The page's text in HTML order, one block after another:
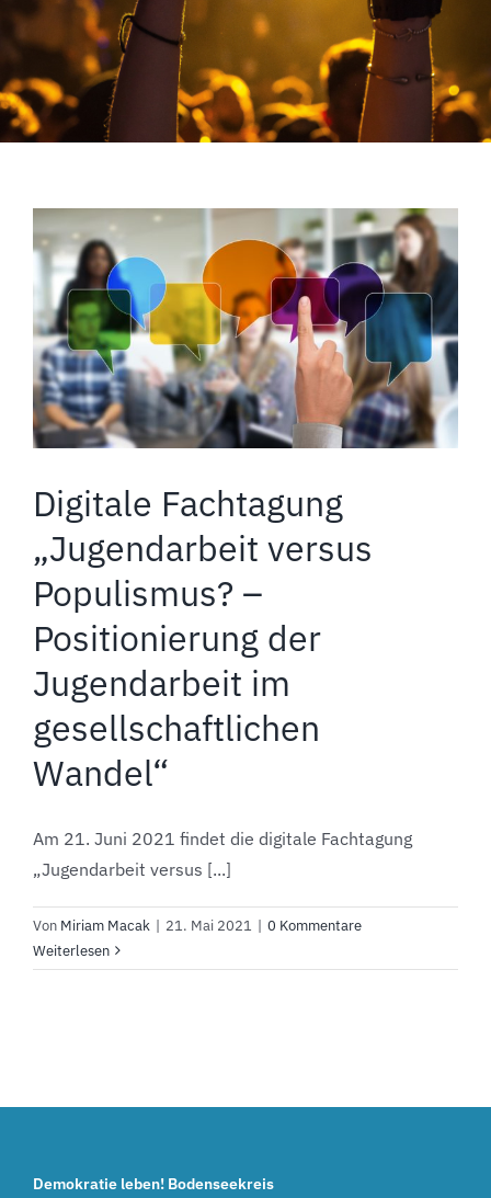
Digitale Fachtagung
„Jugendarbeit versus
Populismus? –
Positionierung der
Jugendarbeit im
gesellschaftlichen
Wandel“
Am 21. Juni 2021 findet die digitale Fachtagung
„Jugendarbeit versus [...]
Von Miriam Macak | 21. Mai 2021 | 0 Kommentare
Weiterlesen
Demokratie leben! Bodenseekreis